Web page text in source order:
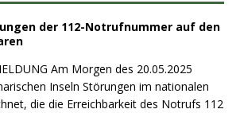
der 112-Notrufnummer auf den
Am Morgen des 20.05.2025
Inseln Störungen im nationalen
die die Erreichbarkeit des Notrufs 112